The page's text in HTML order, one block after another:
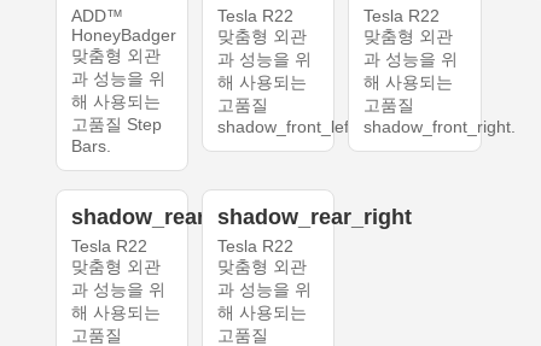
ADD™
HoneyBadger
맞춤형 외관
과 성능을 위
해 사용되는
고품질 Step
Bars.
Tesla R22
맞춤형 외관
과 성능을 위
해 사용되는
고품질
shadow_front_left.
Tesla R22
맞춤형 외관
과 성능을 위
해 사용되는
고품질
shadow_front_right.
shadow_rear_left
Tesla R22
맞춤형 외관
과 성능을 위
해 사용되는
고품질
shadow_rear_right
Tesla R22
맞춤형 외관
과 성능을 위
해 사용되는
고품질